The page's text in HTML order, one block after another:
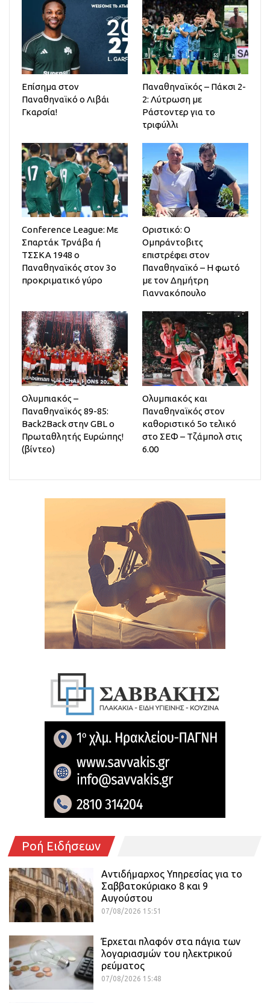
Επίσημα στον
Παναθηναϊκό ο Λιβάι
Γκαρσία!
Παναθηναϊκός – Πάκσι 2-
2: Λύτρωση με
Ράστοντερ για το
τριφύλλι
Conference League: Με
Σπαρτάκ Τρνάβα ή
ΤΣΣΚΑ 1948 ο
Παναθηναϊκός στον 3ο
προκριματικό γύρο
Οριστικό: Ο
Ομπράντοβιτς
επιστρέφει στον
Παναθηναϊκό – Η φωτό
με τον Δημήτρη
Γιαννακόπουλο
Ολυμπιακός –
Παναθηναϊκός 89-85:
Back2Back στην GBL ο
Πρωταθλητής Ευρώπης!
(βίντεο)
Ολυμπιακός και
Παναθηναϊκός στον
καθοριστικό 5ο τελικό
στο ΣΕΦ – Τζάμπολ στις
6.00
Ροή Ειδήσεων
Αντιδήμαρχος Υπηρεσίας για το
Σαββατοκύριακο 8 και 9
Αυγούστου
07/08/2026 15:51
Έρχεται πλαφόν στα πάγια των
λογαριασμών του ηλεκτρικού
ρεύματος
07/08/2026 15:48